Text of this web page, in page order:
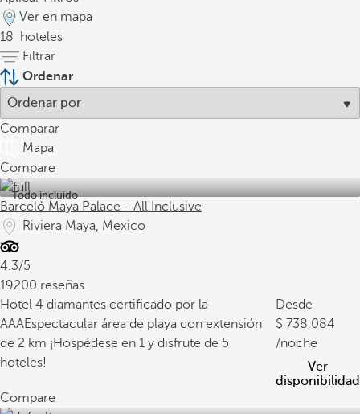
Ver en mapa
18
hoteles
Filtrar
Ordenar
Comparar
Mapa
Compare
Todo incluido
Barceló Maya Palace - All Inclusive
Riviera Maya, Mexico
4.3/5
19200 reseñas
Hotel 4 diamantes certificado por la
AAAEspectacular área de playa con extensión
de 2 km ¡Hospédese en 1 y disfrute de 5
hoteles!
Desde
738,084
/noche
Ver
disponibilidad
Compare